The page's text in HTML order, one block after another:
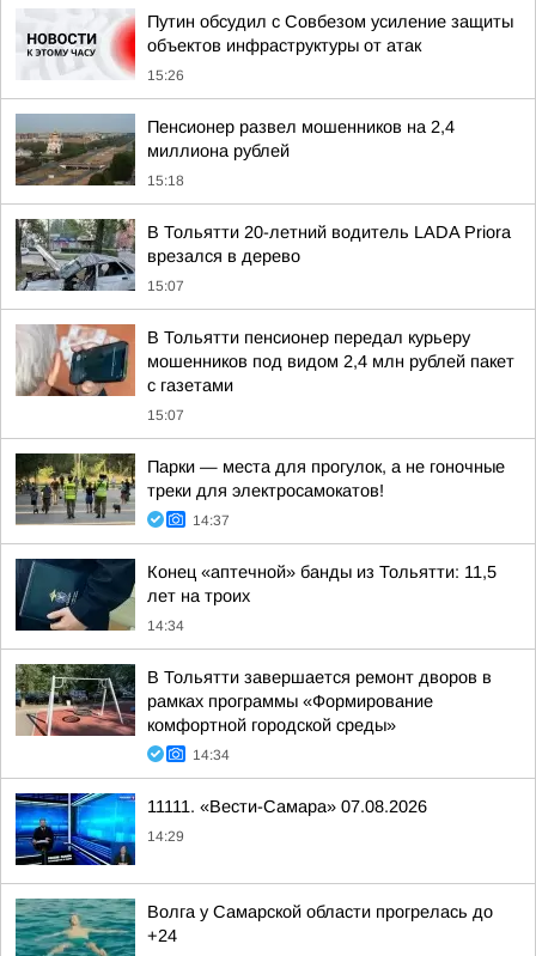
Путин обсудил с Совбезом усиление защиты
объектов инфраструктуры от атак
15:26
Пенсионер развел мошенников на 2,4
миллиона рублей
15:18
В Тольятти 20-летний водитель LADA Priora
врезался в дерево
15:07
В Тольятти пенсионер передал курьеру
мошенников под видом 2,4 млн рублей пакет
с газетами
15:07
Парки — места для прогулок, а не гоночные
треки для электросамокатов!
14:37
Конец «аптечной» банды из Тольятти: 11,5
лет на троих
14:34
В Тольятти завершается ремонт дворов в
рамках программы «Формирование
комфортной городской среды»
14:34
11111. «Вести-Самара» 07.08.2026
14:29
Волга у Самарской области прогрелась до
+24